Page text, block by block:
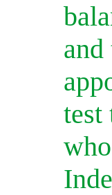
and
test